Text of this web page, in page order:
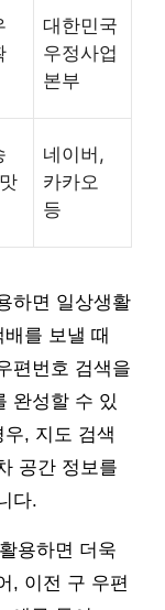
대한민국
우정사업
본부
네이버,
카카오
등
하면 일상생활
를 보낼 때
편번호 검색을
완성할 수 있
, 지도 검색
공간 정보를
다.
용하면 더욱
, 이전 구 우편